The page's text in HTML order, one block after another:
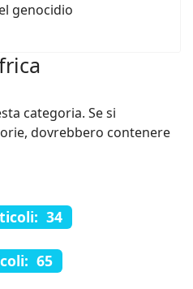
genocidio
categoria. Se si
dovrebbero contenere
34
65